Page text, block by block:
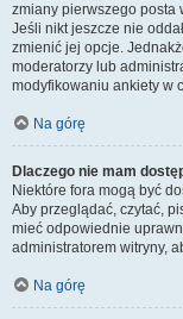
zmiany pierwszego posta
Jeśli nikt jeszcze nie
zmienić jej opcje.
moderatorzy lub
modyfikowaniu ankiety w
Na górę
Dlaczego nie mam
Niektóre fora mogą być
Aby przeglądać, czytać,
mieć odpowiednie
administratorem witryny,
Na górę